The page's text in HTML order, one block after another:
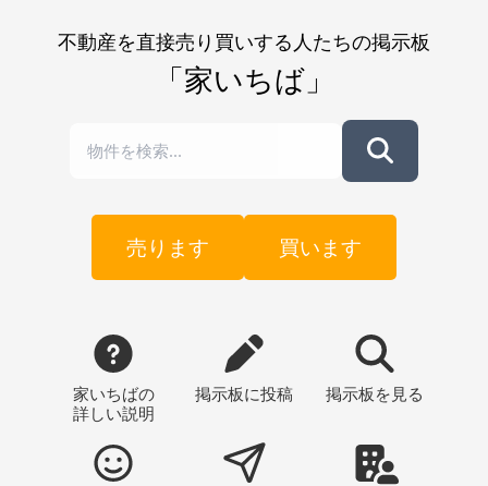
不動産を直接売り買いする人たちの掲示板
「家いちば」
売ります 買います
家いちばの
詳しい説明
掲示板に投稿 掲示板 を見る